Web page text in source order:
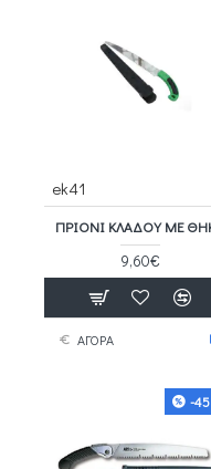
ek41
ΠΡΙΌΝΙ KΛΆΔΟΥ ΜΕ
9,60€
ΑΓΟΡΑ
-